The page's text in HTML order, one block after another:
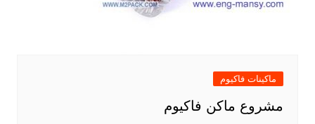
ماكينات فاكيوم
مشروع ماكن فاكيوم